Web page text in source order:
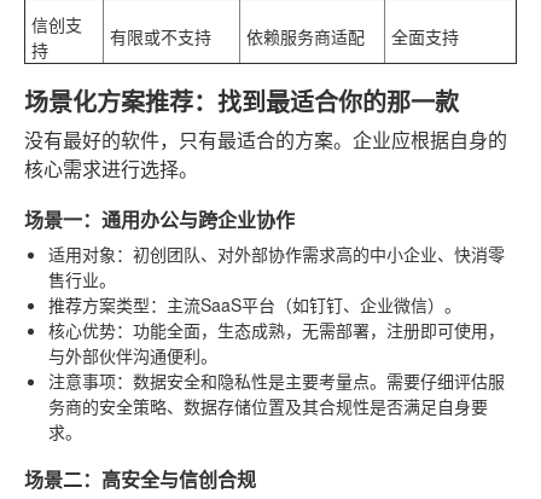
信创支
持
有限或不支持 依赖服务商适配 全面支持
场景化方案推荐：找到最适合你的那一款
没有最好的软件，只有最适合的方案。企业应根据自身的
核心需求进行选择。
场景一：通用办公与跨企业协作
适用对象 ：初创团队、对外部协作需求高的中小企业、快消零
售行业。
推荐方案类型：主流SaaS平台（如钉钉、企业微信）。
核心优势：功能全面，生态成熟，无需部署，注册即可使用，
与外部伙伴沟通便利。
注意事项：数据安全和隐私性是主要考量点。需要仔细评估服
务商的安全策略、数据存储位置及其合规性是否满足自身要
求。
场景二：高安全与信创合规